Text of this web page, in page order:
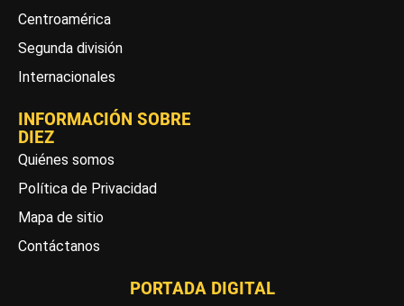
Centroamérica
Segunda división
Internacionales
INFORMACIÓN SOBRE
DIEZ
Quiénes somos
Política de Privacidad
Mapa de sitio
Contáctanos
PORTADA DIGITAL